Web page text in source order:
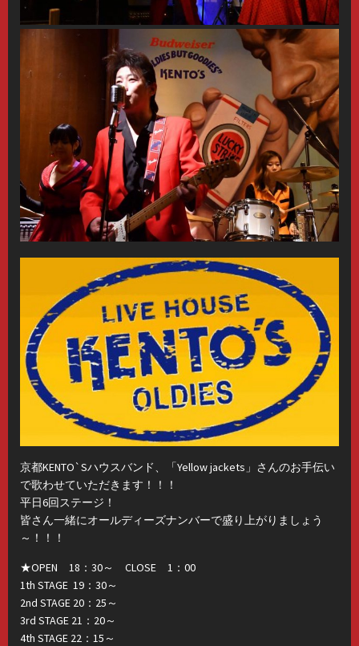
京都KENTO`Sハウスバンド、「Yellow jackets」さんのお手伝い
で歌わせていただきます！！！
平日6回ステージ！
皆さん一緒にオールディーズナンバーで盛り上がりましょう
～！！！
★OPEN 18：30～ CLOSE 1：00
1th STAGE 19：30～
2nd STAGE 20：25～
3rd STAGE 21：20～
4th STAGE 22：15～